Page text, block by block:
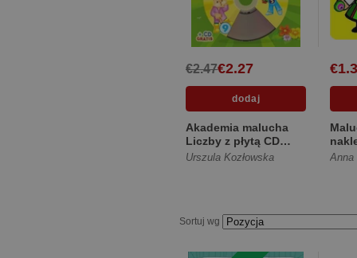
€2.27
€2.47
Akademia malucha
Liczby z płytą CD
[Twarda]
Urszula Kozłowska Anna
Sortuj wg